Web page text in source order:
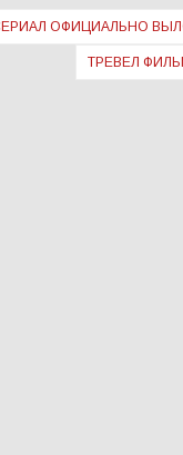
ОФИЦИАЛЬНО
ТРЕВЕЛ